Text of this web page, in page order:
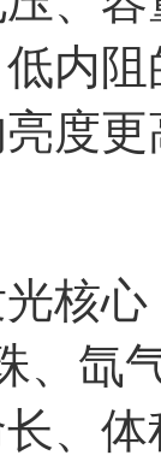
内
度
核
、氙
、